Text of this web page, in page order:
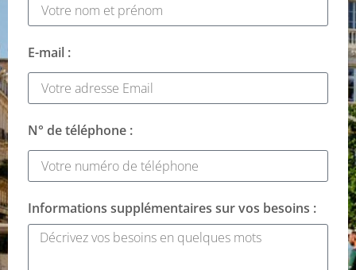
E-mail :
N° de téléphone :
Informations supplémentaires sur vos besoins :